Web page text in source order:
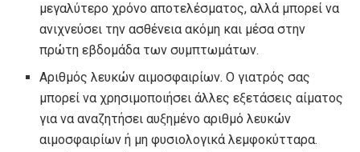
μεγαλύτερο χρόνο αποτελέσματος, αλλά μπορεί να
ανιχνεύσει την ασθένεια ακόμη και μέσα στην
πρώτη εβδομάδα των συμπτωμάτων.
Αριθμός λευκών αιμοσφαιρίων. Ο γιατρός σας
μπορεί να χρησιμοποιήσει άλλες εξετάσεις αίματος
για να αναζητήσει αυξημένο αριθμό λευκών
αιμοσφαιρίων ή μη φυσιολογικά λεμφοκύτταρα.